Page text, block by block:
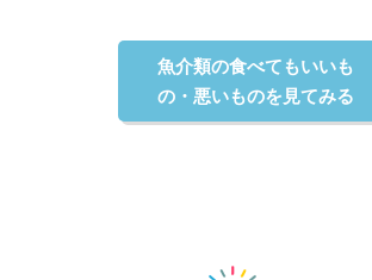
魚介類の食べてもいいも
の・悪いものを見てみる